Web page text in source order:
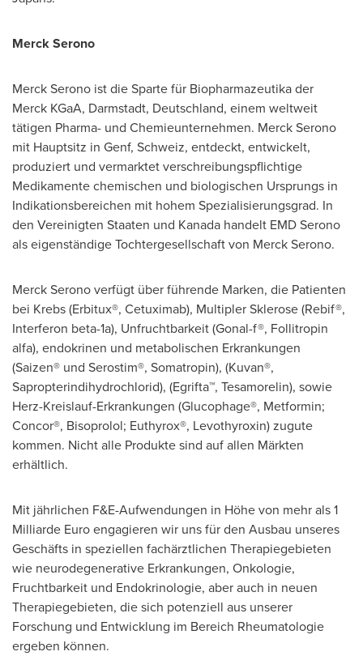
Merck Serono
Merck Serono ist die Sparte für Biopharmazeutika der
Merck KGaA, Darmstadt, Deutschland, einem weltweit
tätigen Pharma- und Chemieunternehmen. Merck Serono
mit Hauptsitz in Genf, Schweiz, entdeckt, entwickelt,
produziert und vermarktet verschreibungspflichtige
Medikamente chemischen und biologischen Ursprungs in
Indikationsbereichen mit hohem Spezialisierungsgrad. In
den Vereinigten Staaten und Kanada handelt EMD Serono
als eigenständige Tochtergesellschaft von Merck Serono.
Merck Serono verfügt über führende Marken, die Patienten
bei Krebs (Erbitux®, Cetuximab), Multipler Sklerose (Rebif®,
Interferon beta-1a), Unfruchtbarkeit (Gonal-f®, Follitropin
alfa), endokrinen und metabolischen Erkrankungen
(Saizen® und Serostim®, Somatropin), (Kuvan®,
Sapropterindihydrochlorid), (Egrifta™, Tesamorelin), sowie
Herz-Kreislauf-Erkrankungen (Glucophage®, Metformin;
Concor®, Bisoprolol; Euthyrox®, Levothyroxin) zugute
kommen. Nicht alle Produkte sind auf allen Märkten
erhältlich.
Mit jährlichen F&E-Aufwendungen in Höhe von mehr als 1
Milliarde Euro engagieren wir uns für den Ausbau unseres
Geschäfts in speziellen fachärztlichen Therapiegebieten
wie neurodegenerative Erkrankungen, Onkologie,
Fruchtbarkeit und Endokrinologie, aber auch in neuen
Therapiegebieten, die sich potenziell aus unserer
Forschung und Entwicklung im Bereich Rheumatologie
ergeben können.